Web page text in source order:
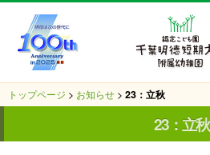
トップページ > お知らせ > 23：立秋
23：立秋